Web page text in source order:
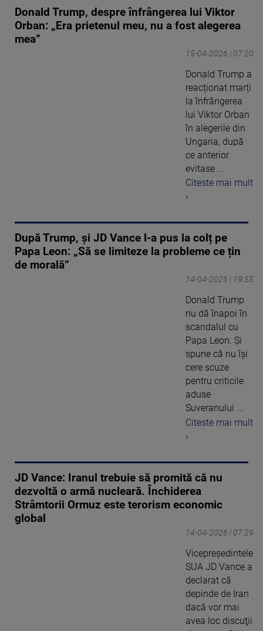
Donald Trump, despre înfrângerea lui Viktor
Orban: „Era prietenul meu, nu a fost alegerea
mea”
15-04-2026 | 07:20
Donald Trump a
reacționat marți
la înfrângerea
lui Viktor Orban
în alegerile din
Ungaria, după
ce anterior
evitase ...
Citeste mai mult
›
După Trump, și JD Vance l-a pus la colț pe
Papa Leon: „Să se limiteze la probleme ce țin
de morală”
14-04-2026 | 19:55
Donald Trump
nu dă înapoi în
scandalul cu
Papa Leon. Și
spune că nu își
cere scuze
pentru criticile
aduse
Suveranului ...
Citeste mai mult
›
JD Vance: Iranul trebuie să promită că nu
dezvoltă o armă nucleară. Închiderea
Strâmtorii Ormuz este terorism economic
global
14-04-2026 | 07:29
Vicepreşedintele
SUA JD Vance a
declarat că
depinde de Iran
dacă vor mai
avea loc discuţii